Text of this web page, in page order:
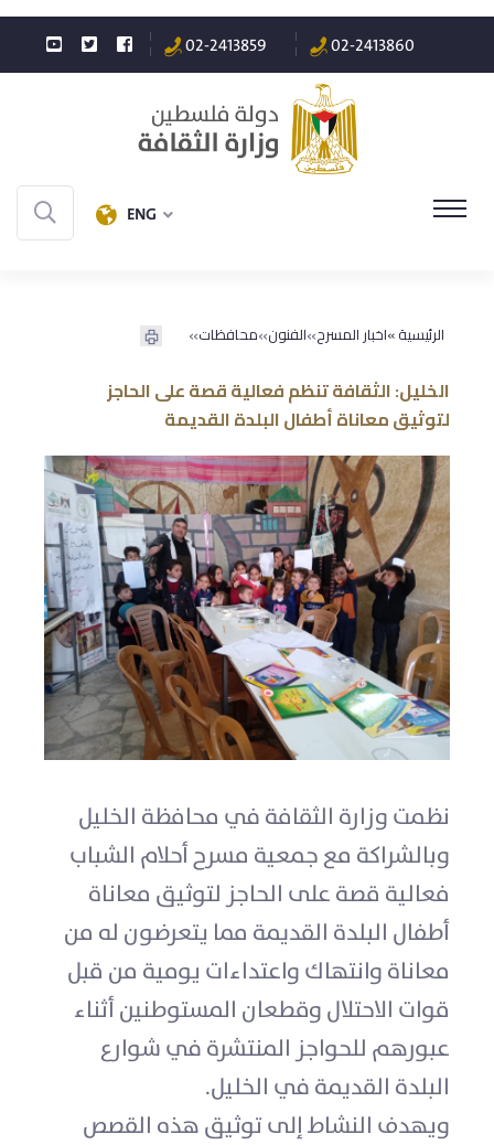
02-2413860
02-2413859
ENG
الرئيسية »اخبار المسرح»الفنون»محافظات»
الخليل: الثقافة تنظم فعالية قصة على الحاجز
لتوثيق معاناة أطفال البلدة القديمة
نظمت وزارة الثقافة في محافظة الخليل
وبالشراكة مع جمعية مسرح أحلام الشباب
فعالية قصة على الحاجز لتوثيق معاناة
أطفال البلدة القديمة مما يتعرضون له من
معاناة وانتهاك واعتداءات يومية من قبل
قوات الاحتلال وقطعان المستوطنين أثناء
عبورهم للحواجز المنتشرة في شوارع
البلدة القديمة في الخليل.
ويهدف النشاط إلى توثيق هذه القصص